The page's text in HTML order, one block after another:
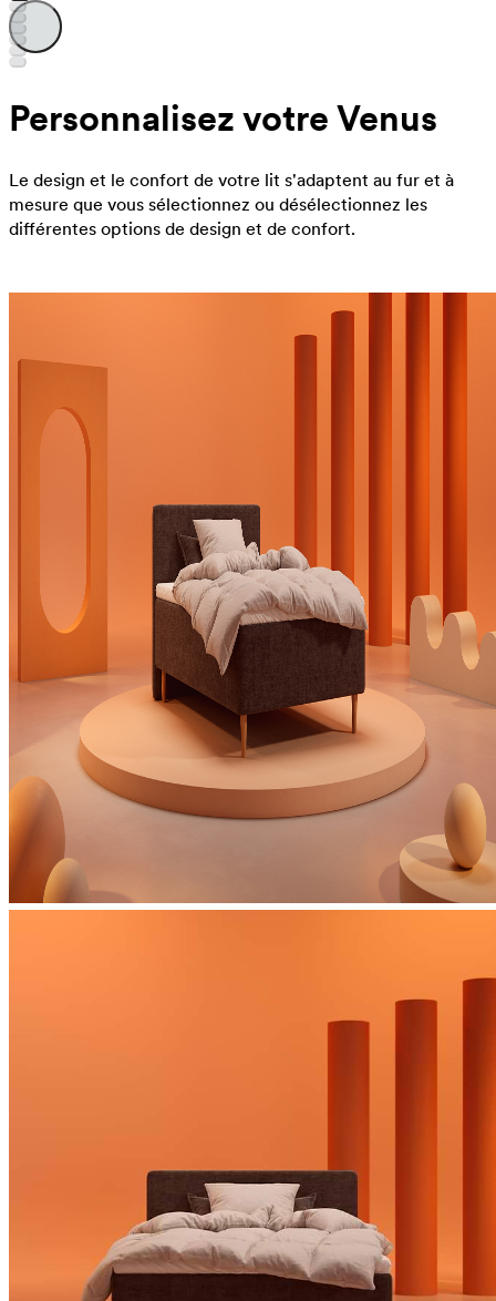
Personnalisez votre Venus
Le design et le confort de votre lit s'adaptent au fur et à
mesure que vous sélectionnez ou désélectionnez les
différentes options de design et de confort.